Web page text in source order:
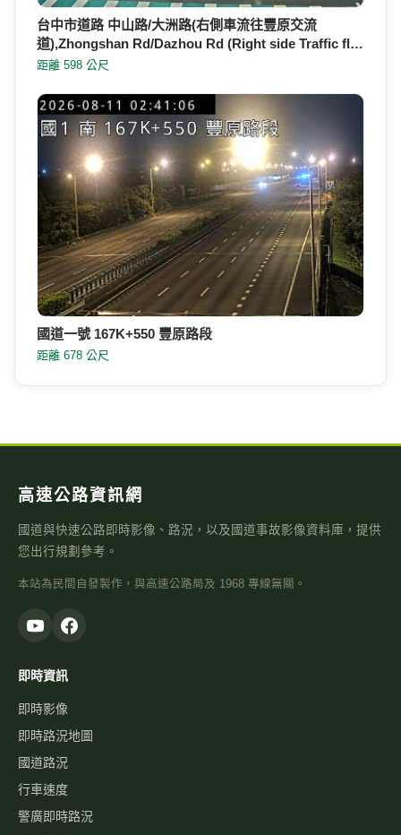
台中市道路 中山路/大洲路(右側車流往豐原交流
道),Zhongshan Rd/Dazhou Rd (Right side Traffic fl…
距離 598 公尺
國道一號 167K+550 豐原路段
距離 678 公尺
高速公路資訊網
國道與快速公路即時影像、路況，以及國道事故影像資料庫，提供
您出行規劃參考。
本站為民間自發製作，與高速公路局及 1968 專線無關。
即時資訊
即時影像
即時路況地圖
國道路況
行車速度
警廣即時路況